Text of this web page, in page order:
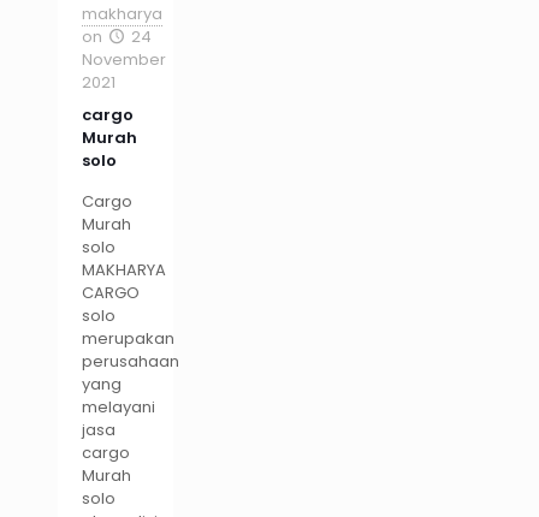
makharya
on
24
November
2021
cargo
Murah
solo
Cargo
Murah
solo
MAKHARYA
CARGO
solo
merupakan
perusahaan
yang
melayani
jasa
cargo
Murah
solo